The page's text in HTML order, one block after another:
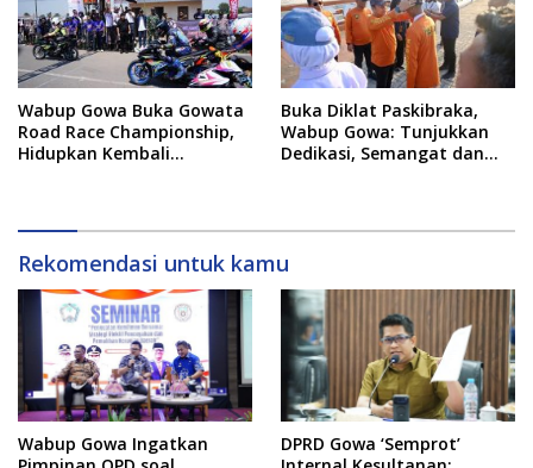
Wabup Gowa Buka Gowata
Road Race Championship,
Hidupkan Kembali
Buka Diklat Paskibraka,
Wabup Gowa: Tunjukkan
Dedikasi, Semangat dan
Rekomendasi untuk kamu
Wabup Gowa Ingatkan
DPRD Gowa ‘Semprot’